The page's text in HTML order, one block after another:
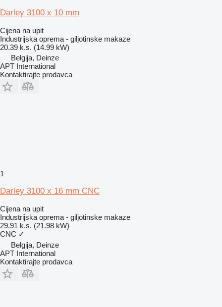
Darley 3100 x 10 mm
Cijena na upit
Industrijska oprema - giljotinske makaze
20.39 k.s. (14.99 kW)
Belgija, Deinze
APT International
Kontaktirajte prodavca
1
Darley 3100 x 16 mm CNC
Cijena na upit
Industrijska oprema - giljotinske makaze
29.91 k.s. (21.98 kW)
CNC ✓
Belgija, Deinze
APT International
Kontaktirajte prodavca